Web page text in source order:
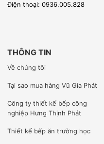
Điện thoại: 0936.005.828
THÔNG TIN
Về chúng tôi
Tại sao mua hàng Vũ Gia Phát
Công ty thiết kế bếp công
nghiệp Hưng Thịnh Phát
Thiết kế bếp ăn trường học